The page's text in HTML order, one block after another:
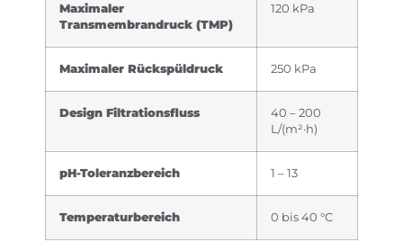
Maximaler
Transmembrandruck (TMP)
120 kPa
Maximaler Rückspüldruck 250 kPa
Design Filtrationsfluss
40 – 200
L/(m²·h)
pH-Toleranzbereich 1 – 13
Temperaturbereich 0 bis 40 °C